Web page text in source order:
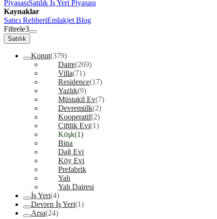
PiyasasıSatılık İş Yeri Piyasası
Kaynaklar
Satıcı RehberiEmlakjet Blog
Filtrele3
Satılık
Konut(379)
Daire(269)
Villa(71)
Residence(17)
Yazlık(9)
Müstakil Ev(7)
Devremülk(2)
Kooperatif(2)
Çiftlik Evi(1)
Köşk(1)
Bina
Dağ Evi
Köy Evi
Prefabrik
Yalı
Yalı Dairesi
İş Yeri(4)
Devren İş Yeri(1)
Arsa(24)